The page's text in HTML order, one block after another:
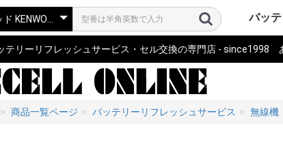
バッ
パソ
器
測量
計測
電動
作業
電動
椅子
カメ
投光
アイ
ロボ
オー
ター
スマ
の他
プリ
電源
ッテ
無線
ドロ
ン・
パー
ート
ハン
リー
ナビ
ー
掃除
コー
通信
誘導
住宅
バッ
電源
事務
ムレ
健康
ポンプ
農業
おも
ー
その他
テリーリフレッシュサービス・セル交換の専門店 - since1998
商品一覧ページ バッテリーリフレッシュサービス 無線機